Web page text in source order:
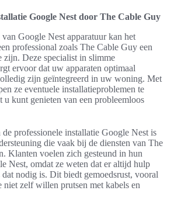
Google Nest door The Cable Guy
Google Nest apparatuur kan het
professional zoals The Cable Guy een
zijn. Deze specialist in slimme
ervoor dat uw apparaten optimaal
zijn geïntegreerd in uw woning. Met
ze eventuele installatieproblemen te
u kunt genieten van een probleemloos
professionele installatie Google Nest is
die vaak bij de diensten van The
Klanten voelen zich gesteund in hun
Nest, omdat ze weten dat er altijd hulp
dat nodig is. Dit biedt gemoedsrust, vooral
niet zelf willen prutsen met kabels en